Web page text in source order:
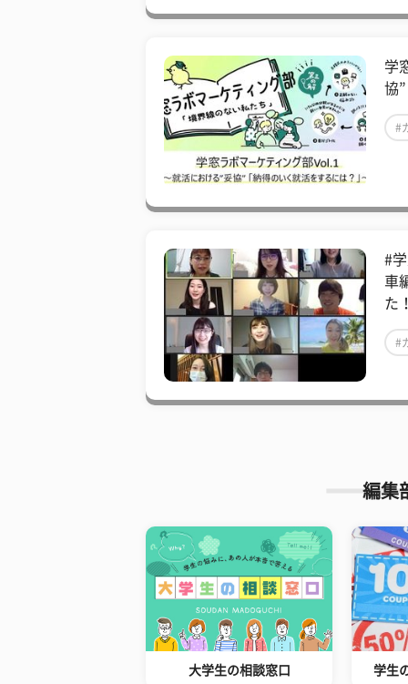
学
協
#
#
車
た
#
編集
大学生の相談窓口 学生